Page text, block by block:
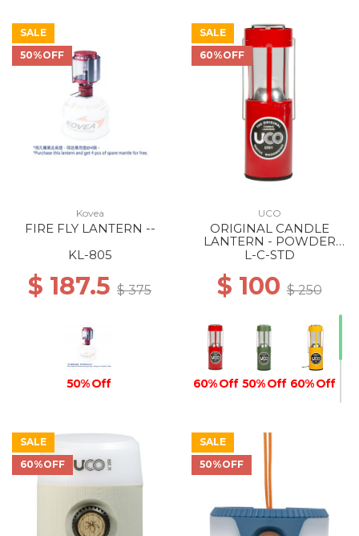
SALE
50%OFF
Kovea
FIRE FLY LANTERN --
KL-805
$ 187.5 $ 375
50% Off
SALE
60%OFF
UCO
ORIGINAL CANDLE
LANTERN - POWDER
COATED RED
L-C-STD
$ 100$ 250
60% Off 50% Off 60% Off
60% Off
SALE
60%OFF
SALE
50%OFF